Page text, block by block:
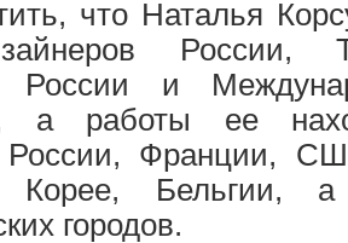
что Наталья
России,
России и
а работы ее
России, Франции,
Корее, Бельгии,
городов.